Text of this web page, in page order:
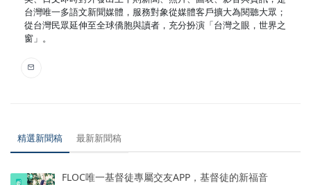
台灣唯一多語文新聞媒體，服務對象從媒體客戶擴大為閱聽大眾；
從台灣民眾延伸至全球僑胞與讀者，充分扮演「台灣之眼，世界之
窗」。
精選新聞稿 最新新聞稿
FLOC唯一基督徒專屬交友APP，基督徒的新福音